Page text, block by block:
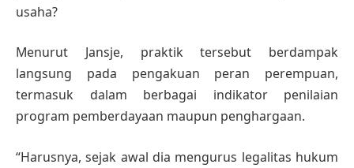
usaha?
Menurut Jansje, praktik tersebut berdampak
langsung pada pengakuan peran perempuan,
termasuk dalam berbagai indikator penilaian
program pemberdayaan maupun penghargaan.
“Harusnya, sejak awal dia mengurus legalitas hukum